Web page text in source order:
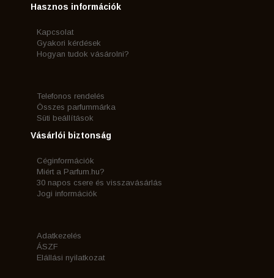
Hasznos információk
Kapcsolat
Gyakori kérdések
Hogyan tudok vásárolni?
Telefonos rendelés
Összes parfummárka
Süti beállítások
Vásárlói biztonság
Céginformációk
Miért a Parfum.hu?
30 napos csere és visszavásárlás
Jogi információk
Adatkezelés
ÁSZF
Elállási nyilatkozat